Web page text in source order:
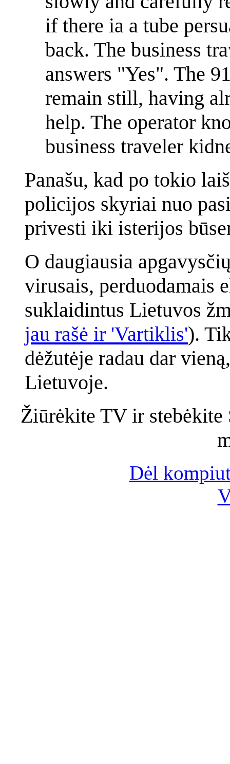
if there ia a tube
back. The business
answers "Yes". The
remain still, having
help. The operator
business traveler
Panašu, kad po tokio
policijos skyriai nuo
privesti iki isterijos
O daugiausia
virusais, perduodamais
suklaidintus Lietuvos
jau rašė ir 'Vartiklis').
dėžutėje radau dar
Lietuvoje.
Žiūrėkite TV ir stebėkite
Dėl